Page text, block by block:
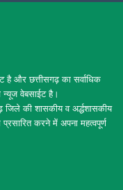
और छत्तीसगढ़ का सर्वाधिक
न्यूज वेबसाईट है।
की शासकीय व अर्द्धशासकीय
करने में अपना महत्वपूर्ण